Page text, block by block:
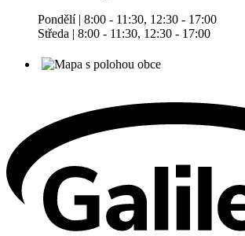
Pondělí | 8:00 - 11:30, 12:30 - 17:00
Středa | 8:00 - 11:30, 12:30 - 17:00